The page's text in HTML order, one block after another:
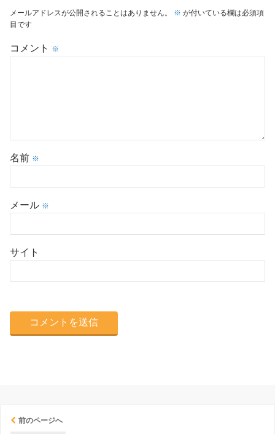
メールアドレスが公開されることはありません。 ※ が付いている欄は必須項
目です
コメント ※
名前 ※
メール ※
サイト
前のページへ